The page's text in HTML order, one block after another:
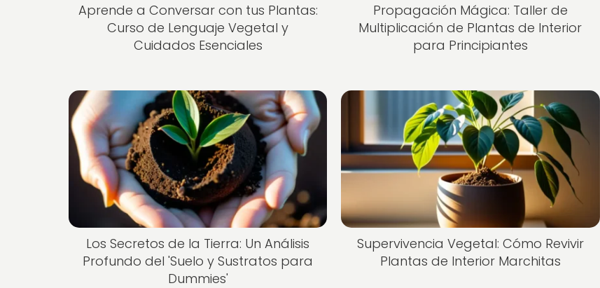
Aprende a Conversar con tus Plantas:
Curso de Lenguaje Vegetal y
Cuidados Esenciales
Propagación Mágica: Taller de
Multiplicación de Plantas de Interior
para Principiantes
Los Secretos de la Tierra: Un Análisis
Profundo del 'Suelo y Sustratos para
Dummies'
Supervivencia Vegetal: Cómo Revivir
Plantas de Interior Marchitas